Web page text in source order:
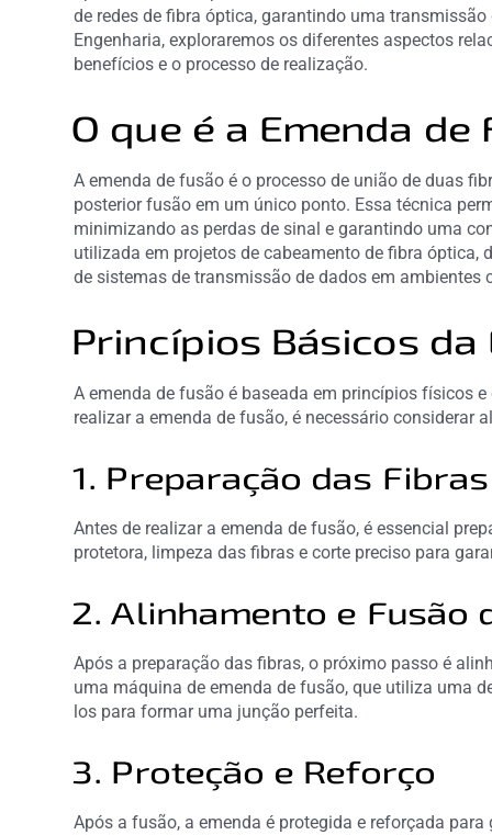
de redes de fibra óptica, garantindo uma
Engenharia, exploraremos os diferentes aspectos
benefícios e o processo de realização.
O que é a Emenda de
A emenda de fusão é o processo de união de duas
posterior fusão em um único ponto. Essa técnica
minimizando as perdas de sinal e garantindo uma
utilizada em projetos de cabeamento de fibra óptica,
de sistemas de transmissão de dados em ambientes
Princípios Básicos da
A emenda de fusão é baseada em princípios físicos
realizar a emenda de fusão, é necessário considerar
1. Preparação das
Antes de realizar a emenda de fusão, é essencial
protetora, limpeza das fibras e corte preciso para
2. Alinhamento e Fusão
Após a preparação das fibras, o próximo passo é
uma máquina de emenda de fusão, que utiliza uma
los para formar uma junção perfeita.
3. Proteção e Reforço
Após a fusão, a emenda é protegida e reforçada